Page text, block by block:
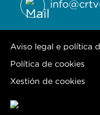
Aviso legal e política
Política de cookies
Xestión de cookies